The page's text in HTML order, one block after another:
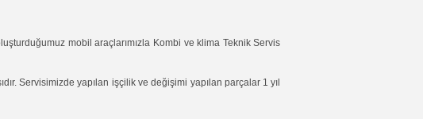
mobil araçlarımızla Kombi ve klima Teknik Servis
Servisimizde yapılan işçilik ve değişimi yapılan parçalar 1 yıl